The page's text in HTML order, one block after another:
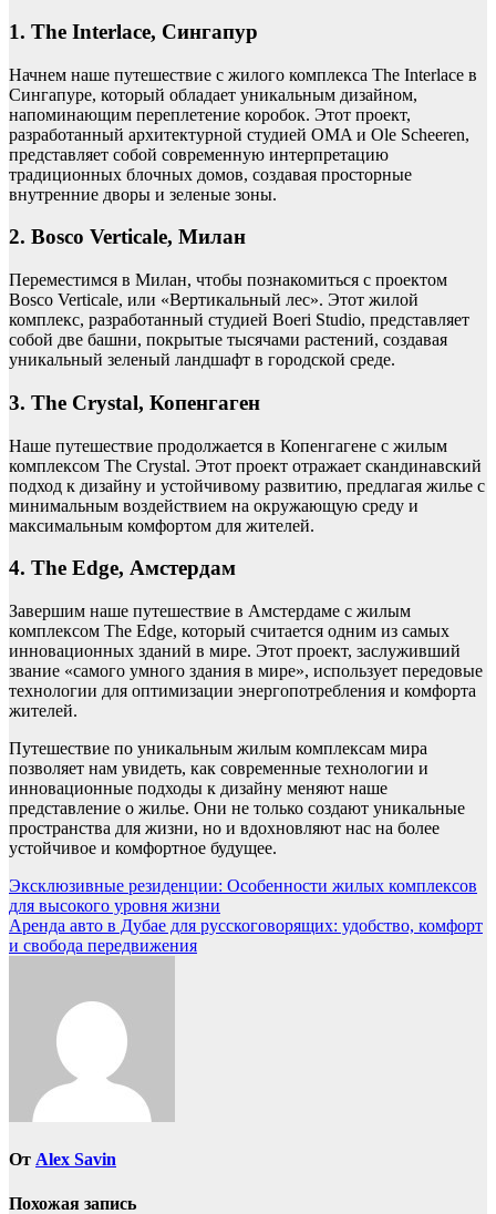
1. The Interlace, Сингапур
Начнем наше путешествие с жилого комплекса The Interlace в
Сингапуре, который обладает уникальным дизайном,
напоминающим переплетение коробок. Этот проект,
разработанный архитектурной студией OMA и Ole Scheeren,
представляет собой современную интерпретацию
традиционных блочных домов, создавая просторные
внутренние дворы и зеленые зоны.
2. Bosco Verticale, Милан
Переместимся в Милан, чтобы познакомиться с проектом
Bosco Verticale, или «Вертикальный лес». Этот жилой
комплекс, разработанный студией Boeri Studio, представляет
собой две башни, покрытые тысячами растений, создавая
уникальный зеленый ландшафт в городской среде.
3. The Crystal, Копенгаген
Наше путешествие продолжается в Копенгагене с жилым
комплексом The Crystal. Этот проект отражает скандинавский
подход к дизайну и устойчивому развитию, предлагая жилье с
минимальным воздействием на окружающую среду и
максимальным комфортом для жителей.
4. The Edge, Амстердам
Завершим наше путешествие в Амстердаме с жилым
комплексом The Edge, который считается одним из самых
инновационных зданий в мире. Этот проект, заслуживший
звание «самого умного здания в мире», использует передовые
технологии для оптимизации энергопотребления и комфорта
жителей.
Путешествие по уникальным жилым комплексам мира
позволяет нам увидеть, как современные технологии и
инновационные подходы к дизайну меняют наше
представление о жилье. Они не только создают уникальные
пространства для жизни, но и вдохновляют нас на более
устойчивое и комфортное будущее.
Навигация
по
записям
Эксклюзивные резиденции: Особенности жилых комплексов
для высокого уровня жизни
Аренда авто в Дубае для русскоговорящих: удобство, комфорт
и свобода передвижения
От Alex Savin
Похожая запись